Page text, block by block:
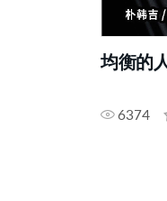
均衡的
6374